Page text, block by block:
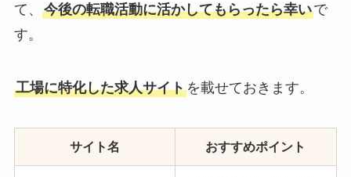
て、 今後の転職活動に活かしてもらったら幸いで
す。
工場に特化した求人サイトを載せておきます。
サイト名 おすすめポイント